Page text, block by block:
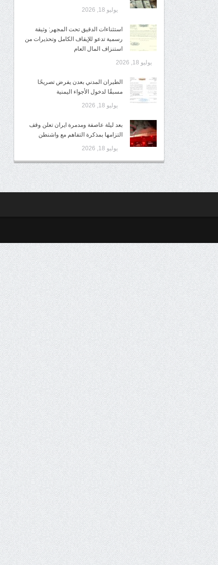
يوليو 18, 2026
استثناءات الدقيق تحت المجهر: وثيقة
رسمية تدعو للإيقاف الكامل وتحذيرات من
استنزاف المال العام
يوليو 18, 2026
الطيران المدني بعدن يفرض تصريحًا
مسبقًا لدخول الأجواء اليمنية
يوليو 18, 2026
بعد ليلة عاصفة ومدمرة ايران تعلن وقف
التزامها بمذكرة التفاهم مع واشنطن
يوليو 18, 2026